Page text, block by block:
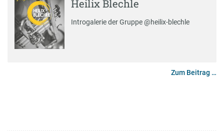
Heilix Blechle
Introgalerie der Gruppe @heilix-blechle
Zum Beitrag …